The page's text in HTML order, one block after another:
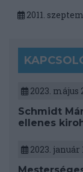
2011.
2023. május
Schmidt
ellenes
2023. január